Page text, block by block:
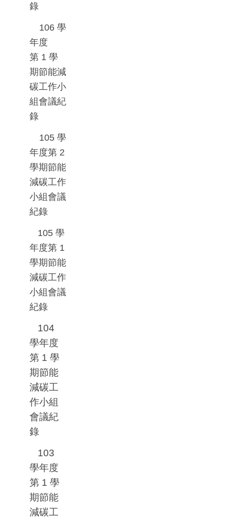
錄
106 學
年度
第 1 學
期節能減
碳工作小
組會議紀
錄
105 學
年度第 2
學期節能
減碳工作
小組會議
紀錄
105 學
年度第 1
學期節能
減碳工作
小組會議
紀錄
104
學年度
第 1 學
期節能
減碳工
作小組
會議紀
錄
103
學年度
第 1 學
期節能
減碳工